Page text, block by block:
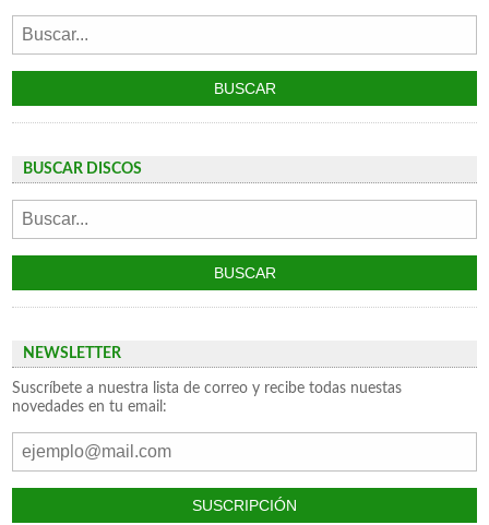
BUSCAR DISCOS
NEWSLETTER
Suscríbete a nuestra lista de correo y recibe todas nuestas
novedades en tu email: